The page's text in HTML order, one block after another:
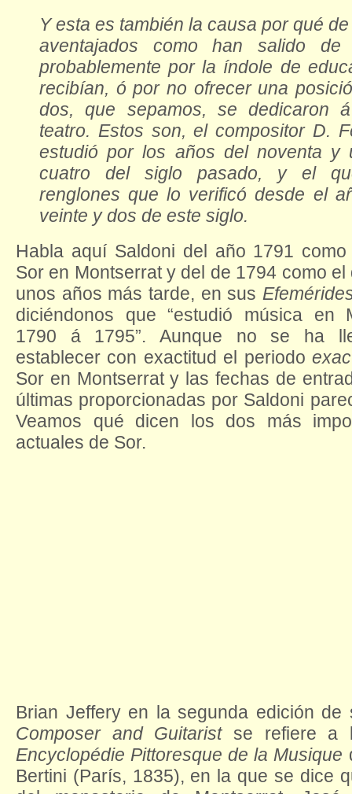
Y esta es también la causa por qué
aventajados como han salido
probablemente por la índole de
recibían, ó por no ofrecer una
dos, que sepamos, se dedicaron
teatro. Estos son, el compositor D.
estudió por los años del noventa y
cuatro del siglo pasado, y el
renglones que lo verificó desde el
veinte y dos de este siglo.
Habla aquí Saldoni del año 1791
Sor en Montserrat y del de 1794 como
unos años más tarde, en sus
diciéndonos que “estudió música en
1790 á 1795”. Aunque no se ha
establecer con exactitud el periodo
Sor en Montserrat y las fechas de
últimas proporcionadas por Saldoni
Veamos qué dicen los dos más
actuales de Sor.
Brian Jeffery en la segunda edición
Composer and Guitaristse refiere a
Encyclopédie Pittoresque de la Musique
Bertini (París, 1835), en la que se dice